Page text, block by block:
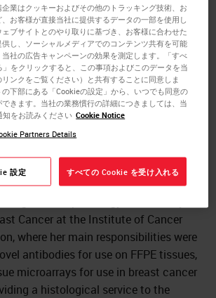
in the Antibody Development group.
were as a subject matter expert
responsible for the
characterization of antibody products,
of product claims. Dr. Savage
for over ten years in the Histopathology
Royal Free Hospital in London, where
PhD in pathology on the pathology of
on melanomas, colon, and gastric
role was five years as senior scientist
Cancer at the Institute of Cancer
where her main responsibilities were
antibodies for use on FFPE tissues,
microarrays for use in breast cancer
a histological service to the
業はクッキーおよびその他のトラッキング技術、お
お客様が直接当社に提供するデータの一部を使用し
ブサイトとのやり取りに基づき、お客様に合わせた
し、ソーシャルメディアでのコンテンツ共有を可能
社の広告キャンペーンの効果を測定します。「すべ
をクリックすると、この事項およびこのデータを当
ンクをご覧ください）と共有することに同意しま
下部にある「Cookieの設定」から、いつでも同意の
きます。当社の業務慣行の詳細につきましては、当
をお読みください Cookie Notice
Partners Details
設定 すべての Cookie を受け入れる